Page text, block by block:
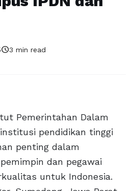
schedule3 min read
Pemerintahan Dalam
pendidikan tinggi
penting dalam
dan pegawai
untuk Indonesia.